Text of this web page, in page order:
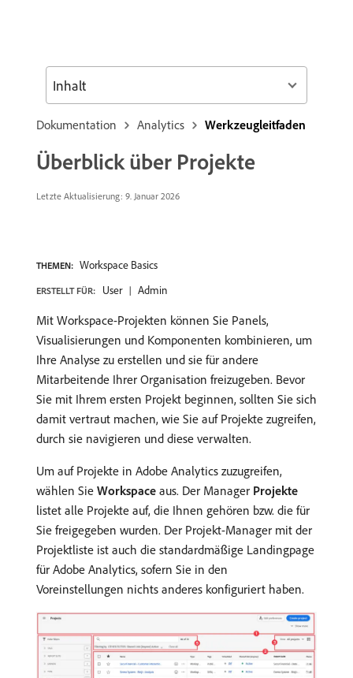
Dokumentation Analytics Werkzeugleitfaden
Überblick über Projekte
Letzte Aktualisierung: 9. Januar 2026
THEMEN: Workspace Basics
ERSTELLT FÜR: User Admin
Mit Workspace-Projekten können Sie Panels,
Visualisierungen und Komponenten kombinieren, um
Ihre Analyse zu erstellen und sie für andere
Mitarbeitende Ihrer Organisation freizugeben. Bevor
Sie mit Ihrem ersten Projekt beginnen, sollten Sie sich
damit vertraut machen, wie Sie auf Projekte zugreifen,
durch sie navigieren und diese verwalten.
Um auf Projekte in Adobe Analytics zuzugreifen,
wählen Sie Workspace aus. Der Manager Projekte
listet alle Projekte auf, die Ihnen gehören bzw. die für
Sie freigegeben wurden. Der Projekt-Manager mit der
Projektliste ist auch die standardmäßige Landingpage
für Adobe Analytics, sofern Sie in den
Voreinstellungen nichts anderes konfiguriert haben.
Inhalt